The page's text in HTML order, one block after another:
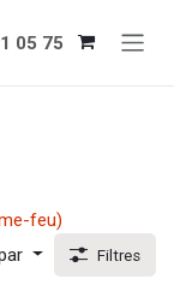
05 75
feu)
Filtres